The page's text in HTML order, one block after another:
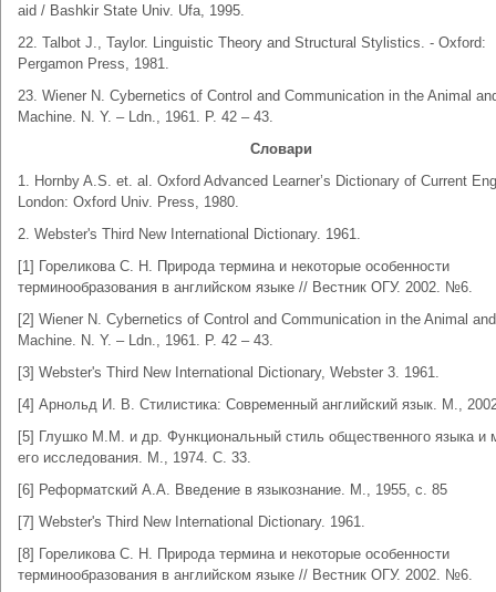
aid / Bashkir State Univ. Ufa, 1995.
22. Talbot J., Taylor. Linguistic Theory and Structural Stylistics. - Oxford:
Pergamon Press, 1981.
23. Wiener N. Cybernetics of Control and Communication in the Animal
Machine. N. Y. – Ldn., 1961. P. 42 – 43.
Словари
1. Hornby A.S. et. al. Oxford Advanced Learner’s Dictionary of Current
London: Oxford Univ. Press, 1980.
2. Webster's Third New International Dictionary. 1961.
[1] Гореликова С. Н. Природа термина и некоторые особенности
терминообразования в английском языке // Вестник ОГУ. 2002. №6.
[2] Wiener N. Cybernetics of Control and Communication in the Animal
Machine. N. Y. – Ldn., 1961. P. 42 – 43.
[3] Webster's Third New International Dictionary, Webster 3. 1961.
[4] Арнольд И. В. Стилистика: Современный английский язык. М.,
[5] Глушко М.М. и др. Функциональный стиль общественного языка и
его исследования. М., 1974. С. 33.
[6] Реформатский А.А. Введение в языкознание. М., 1955, с. 85
[7] Webster's Third New International Dictionary. 1961.
[8] Гореликова С. Н. Природа термина и некоторые особенности
терминообразования в английском языке // Вестник ОГУ. 2002. №6.